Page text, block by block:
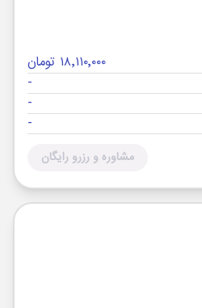
۱۸٬۱۱۰٬۰۰۰ تومان
-
-
-
مشاوره و رزرو رایگان